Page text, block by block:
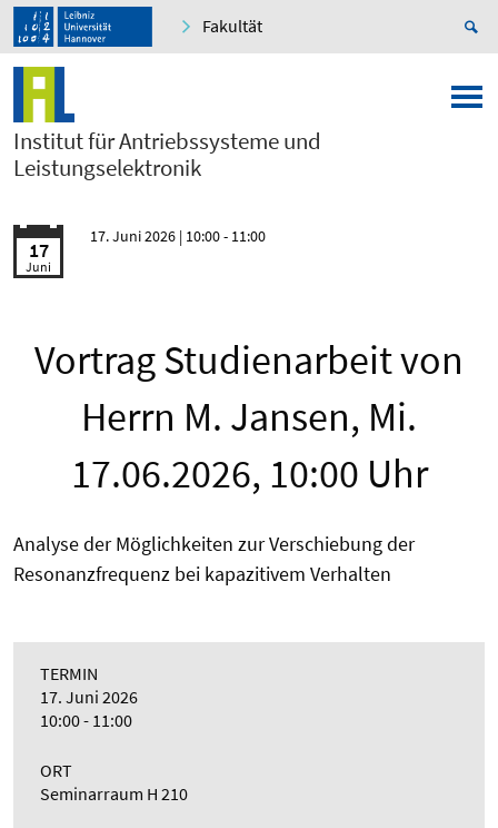
Fakultät
Institut für Antriebssysteme und
Leistungselektronik
17
Juni
17. Juni 2026 | 10:00 - 11:00
Vortrag Studienarbeit von
Herrn M. Jansen, Mi.
17.06.2026, 10:00 Uhr
Analyse der Möglichkeiten zur Verschiebung der
Resonanzfrequenz bei kapazitivem Verhalten
TERMIN
17. Juni 2026
10:00 - 11:00
ORT
Seminarraum H 210